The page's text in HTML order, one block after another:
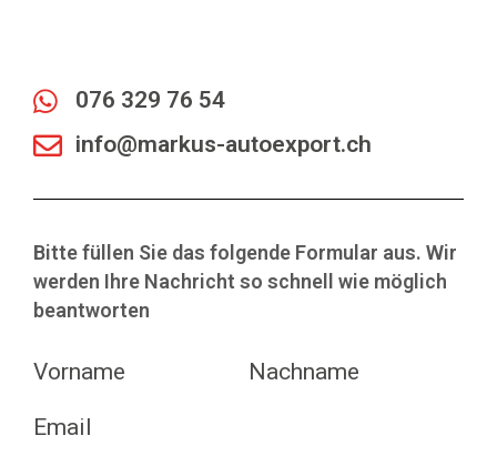
076 329 76 54
info@markus-autoexport.ch
Bitte füllen Sie das folgende Formular aus. Wir
werden Ihre Nachricht so schnell wie möglich
beantworten
Vorname Nachname
Email